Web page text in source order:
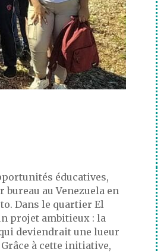
éducatives,
au Venezuela en
Dans le quartier El
projet ambitieux : la
deviendrait une lueur
à cette initiative,